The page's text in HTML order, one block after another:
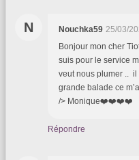
N Nouchka59 25/03/
Bonjour mon cher
suis pour le service
veut nous plumer .. il
grande balade ce
/> Monique❤️❤️❤️❤️
Répondre